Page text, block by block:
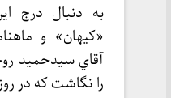
به دنبال درج
«كيهان» و
آقاي سيدحميد
را نگاشت كه در